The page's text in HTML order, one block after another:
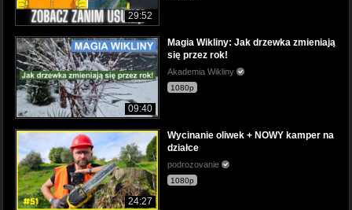
29:52
09:40
Magia Wikliny: Jak drzewka zmieniają
się przez rok!
Akademia Wikliny
1080p
24:27
Wycinanie oliwek + NOWY kamper na
działce
podrozovanie
1080p